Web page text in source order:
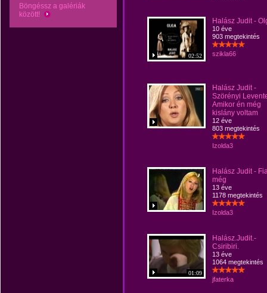
Böngéssz a galériák
között!
02:52
Halász Judit -
10 éve
903 megtekintés
szikla66
Halász Judit -
Szörényi
Amikor én még
kislány voltam
12 éve
803 megtekintés
Izolda3
Halász Judit -
még
13 éve
1178 megtekintés
Izolda3
01:09
Halász.Judit.-
Csiribiri.
13 éve
1064 megtekintés
jfaterka